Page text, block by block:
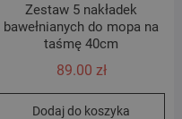
Zestaw 5 nakładek
bawełnianych do mopa na
taśmę 40cm
89.00 zł
Dodaj do koszyka